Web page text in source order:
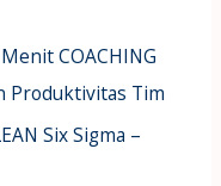
COACHING
Produktivitas Tim
Six Sigma –